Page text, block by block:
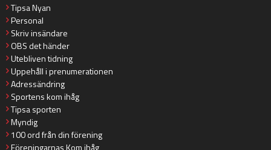
Tipsa Nyan
Personal
Skriv insändare
OBS det händer
Utebliven tidning
Uppehåll i prenumerationen
Adressändring
Sportens kom ihåg
Tipsa sporten
Myndig
100 ord från din förening
Föreningarnas Kom ihåg